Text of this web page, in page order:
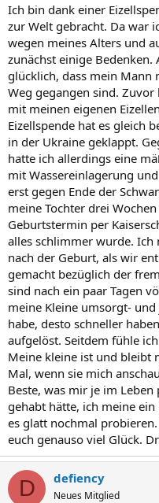
Ich bin dank einer
zur Welt gebracht. Da war
wegen meines Alters und
zunächst einige
glücklich, dass mein Mann
Weg gegangen sind.
mit meinen eigenen
Eizellspende hat es gleich
in der Ukraine geklappt.
hatte ich allerdings eine
mit Wassereinlagerung
erst gegen Ende der
meine Tochter drei
Geburtstermin per
alles schlimmer wurde. Ich
nach der Geburt, als wir
gemacht bezüglich der
sind nach ein paar Tagen
meine Kleine umsorgt-
habe, desto schneller
aufgelöst. Seitdem fühle
Meine kleine ist und bleibt
Mal, wenn sie mich
Beste, was mir je im
gehabt hätte, ich meine
es glatt nochmal
euch genauso viel Glück.
D defiency
Neues Mitglied